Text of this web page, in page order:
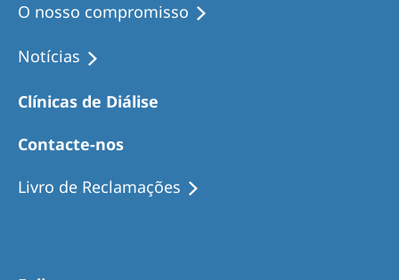
O nosso compromisso
Notícias
Clínicas de Diálise
Contacte-nos
Livro de Reclamações